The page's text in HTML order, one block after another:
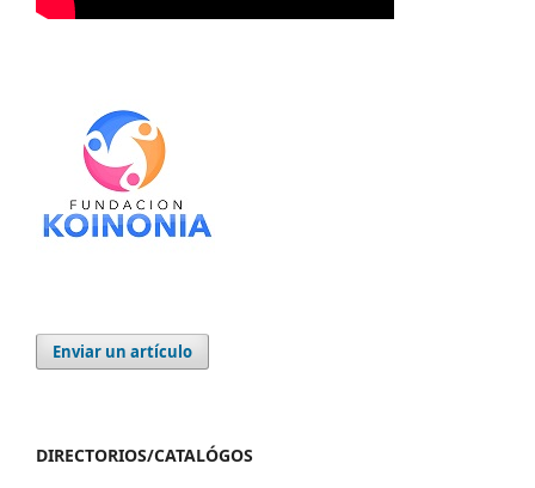
Enviar un artículo
DIRECTORIOS/CATALÓGOS